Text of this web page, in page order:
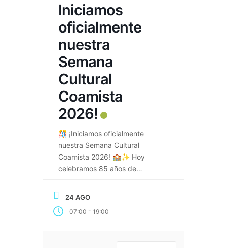
Iniciamos
oficialmente
nuestra
Semana
Cultural
Coamista
2026!
🎊 ¡Iniciamos oficialmente
nuestra Semana Cultural
Coamista 2026! 🏫✨ Hoy
celebramos 85 años de
orgullo institucional. 📚
24 AGO
07:00 - 19:00